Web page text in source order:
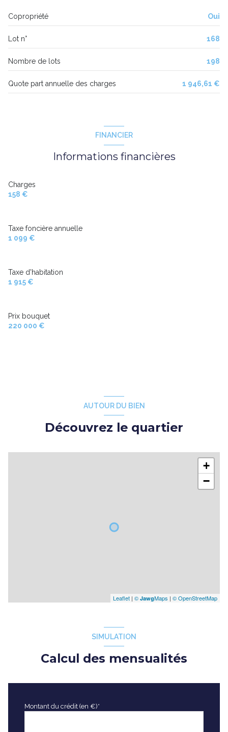
cave
balcon
Copropriété Oui
Lot n° 168
Nombre de lots 198
Quote part annuelle des charges 1 946,61 €
FINANCIER
Informations financières
Charges
158 €
Taxe foncière annuelle
1 099 €
Taxe d'habitation
1 915 €
Prix bouquet
220 000 €
AUTOUR DU BIEN
Découvrez le quartier
+
−
Leaflet | © JawgMaps | © OpenStreetMap
SIMULATION
Calcul des mensualités
Montant du crédit (en €)*